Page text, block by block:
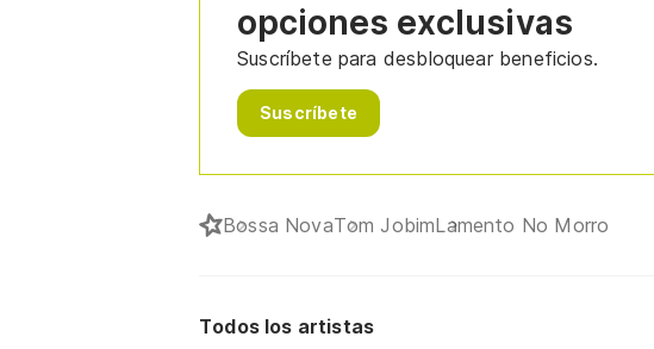
opciones exclusivas
Suscríbete para desbloquear beneficios.
Suscríbete
Bossa NovaTom JobimLamento No Morro
Todos los artistas